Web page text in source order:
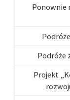
Ponownie
Podróże
Projekt